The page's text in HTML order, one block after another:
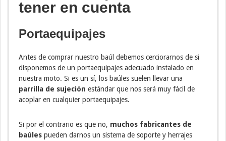
tener en cuenta
Portaequipajes
Antes de comprar nuestro baúl debemos cerciorarnos de si
disponemos de un portaequipajes adecuado instalado en
nuestra moto. Si es un sí, los baúles suelen llevar una
parrilla de sujeción estándar que nos será muy fácil de
acoplar en cualquier portaequipajes.
Si por el contrario es que no, muchos fabricantes de
baúles pueden darnos un sistema de soporte y herrajes